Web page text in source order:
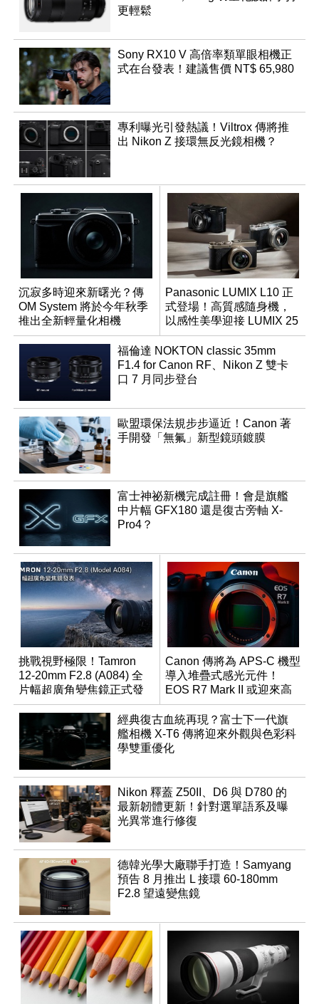
更輕鬆
Sony RX10 V 高倍率類單眼相機正
式在台發表！建議售價 NT$ 65,980
專利曝光引發熱議！Viltrox 傳將推
出 Nikon Z 接環無反光鏡相機？
沉寂多時迎來新曙光？傳
OM System 將於今年秋季
推出全新輕量化相機
Panasonic LUMIX L10 正
式登場！高質感隨身機，
以感性美學迎接 LUMIX 25
週年
福倫達 NOKTON classic 35mm
F1.4 for Canon RF、Nikon Z 雙卡
口 7 月同步登台
歐盟環保法規步步逼近！Canon 著
手開發「無氟」新型鏡頭鍍膜
富士神祕新機完成註冊！會是旗艦
中片幅 GFX180 還是復古旁軸 X-
Pro4？
挑戰視野極限！Tamron
12-20mm F2.8 (A084) 全
片幅超廣角變焦鏡正式發
表
Canon 傳將為 APS-C 機型
導入堆疊式感光元件！
EOS R7 Mark II 或迎來高
速讀出升級
經典復古血統再現？富士下一代旗
艦相機 X-T6 傳將迎來外觀與色彩科
學雙重優化
Nikon 釋蓋 Z50II、D6 與 D780 的
最新韌體更新！針對選單語系及曝
光異常進行修復
德韓光學大廠聯手打造！Samyang
預告 8 月推出 L 接環 60-180mm
F2.8 望遠變焦鏡